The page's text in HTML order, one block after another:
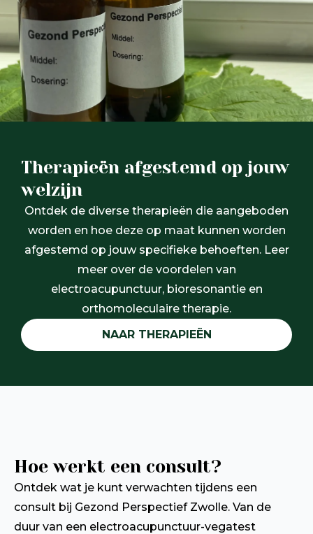
Therapieën afgestemd op jouw
welzijn
Ontdek de diverse therapieën die aangeboden
worden en hoe deze op maat kunnen worden
afgestemd op jouw specifieke behoeften. Leer
meer over de voordelen van
electroacupunctuur, bioresonantie en
orthomoleculaire therapie.
NAAR THERAPIEËN
Hoe werkt een consult?
Ontdek wat je kunt verwachten tijdens een
consult bij Gezond Perspectief Zwolle. Van de
duur van een electroacupunctuur-vegatest